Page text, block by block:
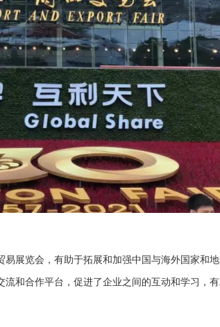
展览会，有助于拓展和加强中国与海外国家和地
和合作平台，促进了企业之间的互动和学习，